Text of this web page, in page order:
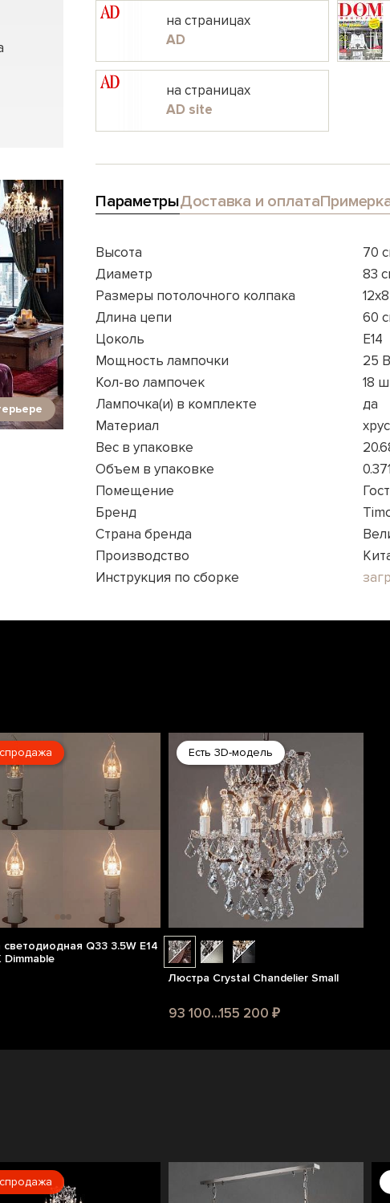
на страницах
AD
на страницах
AD site
ПараметрыДоставка и оплата
Высота
70
Диаметр
83
Размеры потолочного колпака
Длина цепи
60
Цоколь
E14
Мощность лампочки
25
Кол-во лампочек
18
Лампочка(и) в комплекте
да
Материал
Вес в упаковке
Объем в упаковке
Помещение
Бренд
Страна бренда
Производство
Инструкция по сборке
Q33 3.5W E14
Dimmable
Есть 3D-модель
Люстра Crystal Chandelier Small
93 100...155 200 ₽